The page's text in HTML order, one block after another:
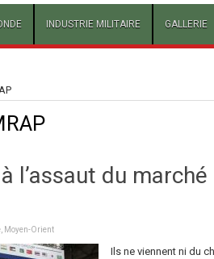
INDUSTRIE MILITAIRE GALLERIE
l’assaut du
, Moyen-Orient
Ils ne viennent ni du